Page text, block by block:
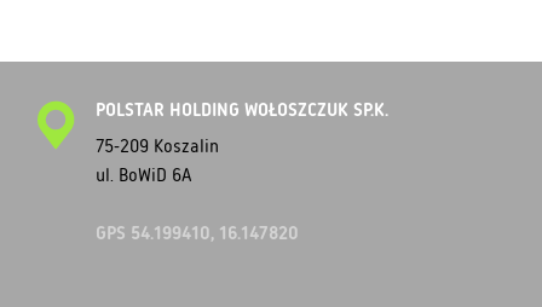
POLSTAR HOLDING WOŁOSZCZUK SP.K.
75-209 Koszalin
ul. BoWiD 6A
GPS 54.199410, 16.147820